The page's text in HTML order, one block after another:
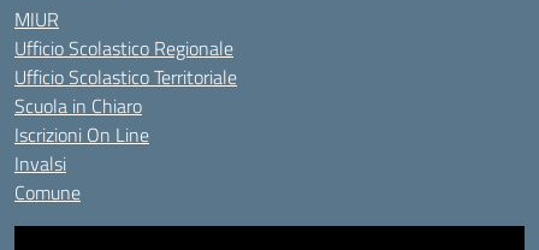
MIUR
Ufficio Scolastico Regionale
Ufficio Scolastico Territoriale
Scuola in Chiaro
Iscrizioni On Line
Invalsi
Comune